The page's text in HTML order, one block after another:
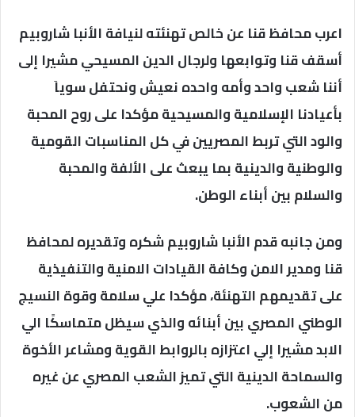
اعرب محافظ قنا عن خالص تهنئته لنيافة الأنبا شاروبيم
أسقف قنا وتوابعها ولرجال الدين المسيحي مشيرا إلى
أننا شعب واحد وأمه واحده نعيش ونحتفل سوياَ
بأعيادنا الإسلامية والمسيحية مؤكدا على روح المحبة
والود التي تربط المصريين في كل المناسبات القومية
والوطنية والدينية بما يبعث على الألفة والمحبة
والسلام بين أبناء الوطن.
ومن جانبه قدم الأنبا شاروبيم شكره وتقديره لمحافظ
قنا ومدير الامن وكافة القيادات الامنية والتنفيذية
على تقديمهم التهنئة، مؤكدا علي سلامة وقوة النسيج
الوطني المصري بين أبنائه والذي سيظل متماسكًا الي
الابد مشيرا إلي اعتزازه بالروابط القوية ومشاعر الأخوة
والسماحة الدينية التي تميز الشعب المصري عن غيره
من الشعوب.